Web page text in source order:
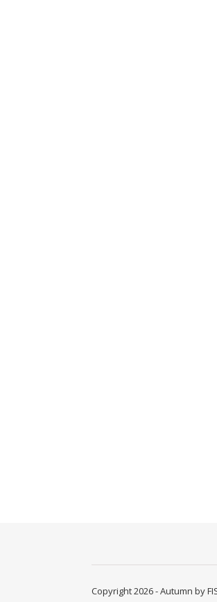
Copyright 2026 - Autumn by